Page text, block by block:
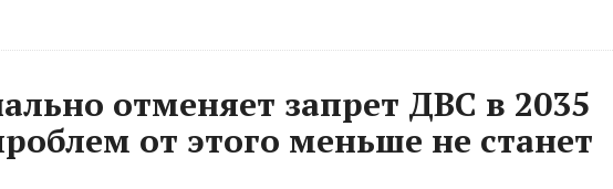
отменяет запрет ДВС в 2035
от этого меньше не станет